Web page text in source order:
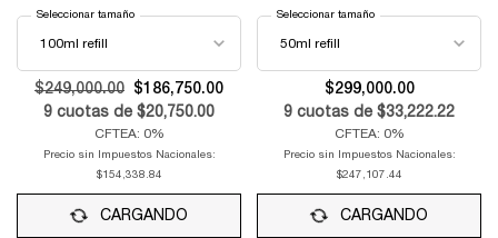
Seleccionar tamaño
Old price
$249,000.00 New price
$186,750.00
9 cuotas de $20,750.00
CFTEA: 0%
Precio sin Impuestos Nacionales:
$154,338.84
CARGANDO
Seleccionar tamaño
$299,000.00
9 cuotas de $33,222.22
CFTEA: 0%
Precio sin Impuestos Nacionales:
$247,107.44
CARGANDO